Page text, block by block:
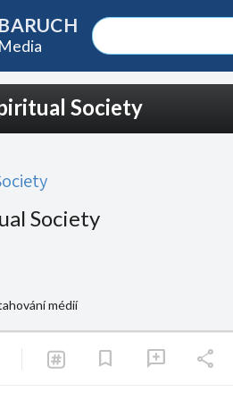
Society
Society
médií
bookmark add_comment share